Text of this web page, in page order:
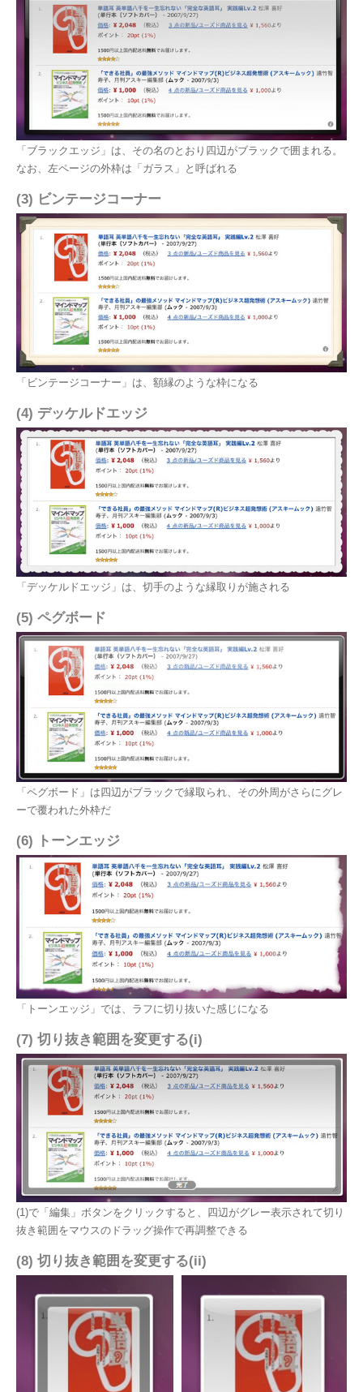
「ブラックエッジ」は、その名のとおり四辺がブラックで囲まれる。
なお、左ページの外枠は「ガラス」と呼ばれる
(3) ビンテージコーナー
「ビンテージコーナー」は、額縁のような枠になる
(4) デッケルドエッジ
「デッケルドエッジ」は、切手のような縁取りが施される
(5) ペグボード
「ペグボード」は四辺がブラックで縁取られ、その外周がさらにグレ
ーで覆われた外枠だ
(6) トーンエッジ
「トーンエッジ」では、ラフに切り抜いた感じになる
(7) 切り抜き範囲を変更する(i)
(1)で「編集」ボタンをクリックすると、四辺がグレー表示されて切り
抜き範囲をマウスのドラッグ操作で再調整できる
(8) 切り抜き範囲を変更する(ii)